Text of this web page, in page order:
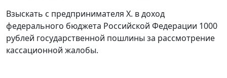
Взыскать с предпринимателя Х. в доход
федерального бюджета Российской Федерации 1000
рублей государственной пошлины за рассмотрение
кассационной жалобы.